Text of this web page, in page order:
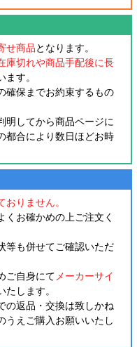
せ商品となります。
庫切れや商品手配後に長
す。
確保までお約束するもの
明してから商品ページに
都合により数日ほどお時
りません。
お確かめの上ご注文く
等も併せてご確認いただ
ご自身にてメーカーサイ
します。
の返品・交換は致しかね
うえご購入お願いいたし